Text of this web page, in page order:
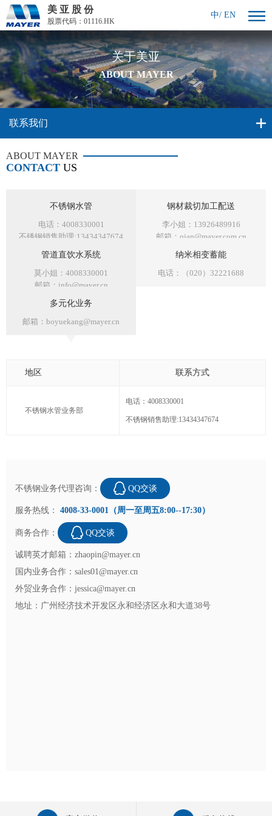
美 亚 股 份
股票代码：01116.HK
中/ EN
关于美亚
ABOUT MAYER
联系我们
ABOUT MAYER
CONTACT US
不锈钢水管
电话：4008330001
不锈钢销售助理:13434347674
钢材裁切加工配送
李小姐：13926489916
邮箱：qian@mayer.com.cn
管道直饮水系统
莫小姐：4008330001
邮箱：info@mayer.cn
纳米相变蓄能
电话：（020）32221688
多元化业务
邮箱：boyuekang@mayer.cn
地区 联系方式
不锈钢水管业务部
电话：4008330001
不锈钢销售助理:13434347674
不锈钢业务代理咨询： QQ交谈
服务热线： 4008-33-0001（周一至周五8:00--17:30）
商务合作： QQ交谈
诚聘英才邮箱：zhaopin@mayer.cn
国内业务合作：sales01@mayer.cn
外贸业务合作：jessica@mayer.cn
地址：广州经济技术开发区永和经济区永和大道38号